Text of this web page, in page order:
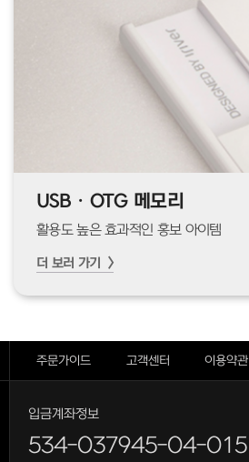
USB · OTG 메모리
활용도 높은 효과적인 홍보 아이템
더 보러 가기 >
주문가이드 고객센터 이용약관
입금계좌정보
534-037945-04-015